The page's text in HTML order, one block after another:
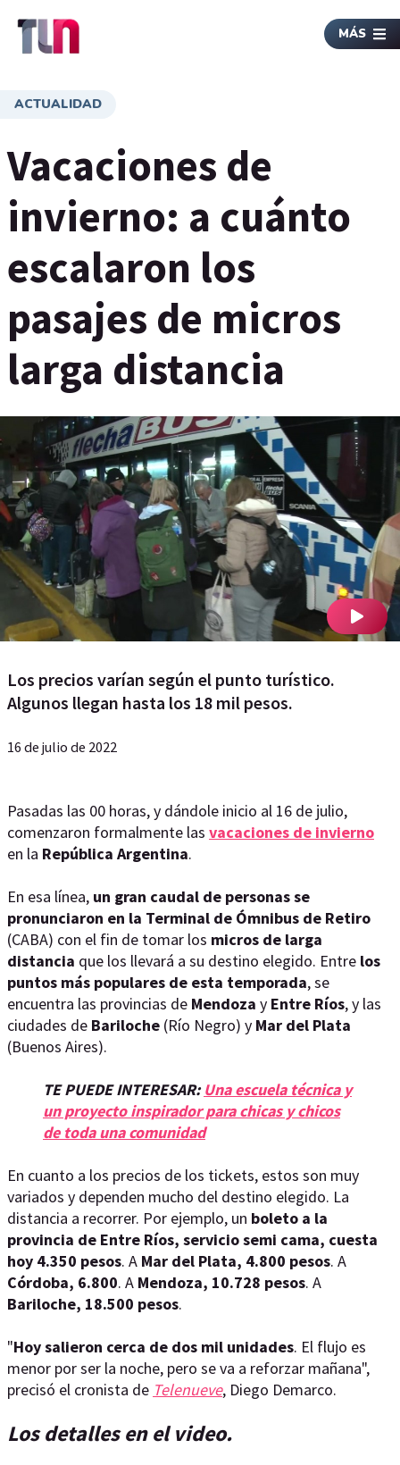
MÁS
ACTUALIDAD
Vacaciones de
invierno: a cuánto
escalaron los
pasajes de micros
larga distancia
Los precios varían según el punto turístico.
Algunos llegan hasta los 18 mil pesos.
16 de julio de 2022
Pasadas las 00 horas, y dándole inicio al 16 de julio,
comenzaron formalmente las vacaciones de invierno
en la República Argentina.
En esa línea, un gran caudal de personas se
pronunciaron en la Terminal de Ómnibus de Retiro
(CABA) con el fin de tomar los micros de larga
distancia que los llevará a su destino elegido. Entre los
puntos más populares de esta temporada, se
encuentra las provincias de Mendoza y Entre Ríos, y las
ciudades de Bariloche (Río Negro) y Mar del Plata
(Buenos Aires).
TE PUEDE INTERESAR:Una escuela técnica y
un proyecto inspirador para chicas y chicos
de toda una comunidad
En cuanto a los precios de los tickets, estos son muy
variados y dependen mucho del destino elegido. La
distancia a recorrer. Por ejemplo, un boleto a la
provincia de Entre Ríos, servicio semi cama, cuesta
hoy 4.350 pesos. A Mar del Plata, 4.800 pesos. A
Córdoba, 6.800. A Mendoza, 10.728 pesos. A
Bariloche, 18.500 pesos.
"Hoy salieron cerca de dos mil unidades. El flujo es
menor por ser la noche, pero se va a reforzar mañana",
precisó el cronista de Telenueve, Diego Demarco.
Los detalles en el video.